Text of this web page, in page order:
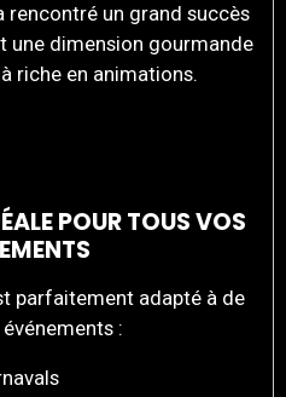
rencontré un grand succès
une dimension gourmande
riche en animations.
POUR TOUS VOS
parfaitement adapté à de
: